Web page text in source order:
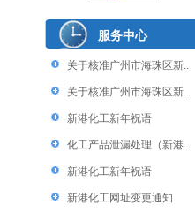
服务中心
关于核准广州市海珠区新..
关于核准广州市海珠区新..
新港化工新年祝语
化工产品泄漏处理（新港..
新港化工新年祝语
新港化工网址变更通知